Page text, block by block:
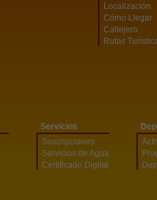
Localización
Cómo Llegar
Callejero
Rutas
Servicios
Suscripciones
Servicios de Agua
Certificado Digital